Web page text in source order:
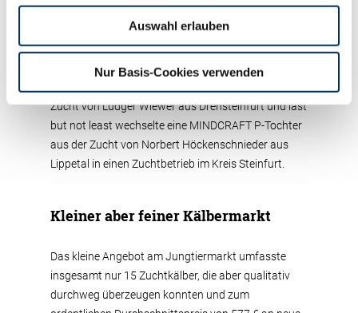
Auswahl erlauben
Nur Basis-Cookies verwenden
von Burkhard Diekmann aus Soest, die in den Kreis
Recklinghausen wechselte. Eine KingDoc-Tochter
aus dem Bestand der Köster KG aus Steinfurt wurde
in den Kreis Borken verkauft. Die italienischen
Zucht von Ludger Wiewer aus Drensteinfurt und last
but not least wechselte eine MINDCRAFT P-Tochter
aus der Zucht von Norbert Höckenschnieder aus
Lippetal in einen Zuchtbetrieb im Kreis Steinfurt.
Kleiner aber feiner Kälbermarkt
Das kleine Angebot am Jungtiermarkt umfasste
insgesamt nur 15 Zuchtkälber, die aber qualitativ
durchweg überzeugen konnten und zum